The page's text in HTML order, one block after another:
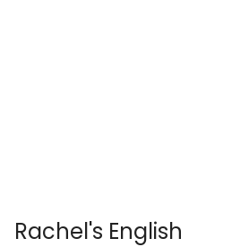
Rachel's English